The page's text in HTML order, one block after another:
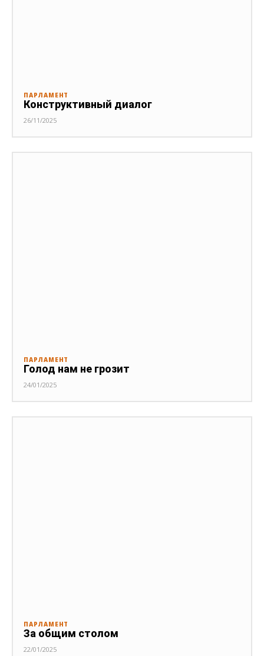
ПАРЛАМЕНТ
Конструктивный диалог
26/11/2025
ПАРЛАМЕНТ
Голод нам не грозит
24/01/2025
ПАРЛАМЕНТ
За общим столом
22/01/2025